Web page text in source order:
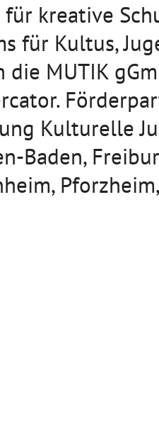
kreative
für Kultus,
MUTIK
Kulturelle
Baden,